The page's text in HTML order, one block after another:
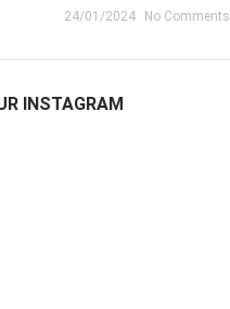
24/01/2024 No Comments
INSTAGRAM